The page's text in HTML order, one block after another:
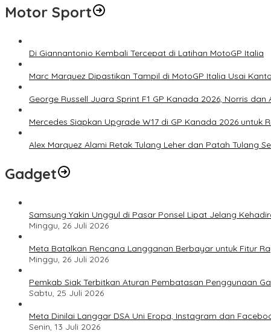
Motor Sport
Di Giannantonio Kembali Tercepat di Latihan MotoGP Italia
Marc Marquez Dipastikan Tampil di MotoGP Italia Usai
George Russell Juara Sprint F1 GP Kanada 2026, Norris
Mercedes Siapkan Upgrade W17 di GP Kanada 2026 untuk
Alex Marquez Alami Retak Tulang Leher dan Patah Tulang
Gadget
Samsung Yakin Unggul di Pasar Ponsel Lipat Jelang
Minggu, 26 Juli 2026
Meta Batalkan Rencana Langganan Berbayar untuk Fitur
Minggu, 26 Juli 2026
Pemkab Siak Terbitkan Aturan Pembatasan Penggunaan
Sabtu, 25 Juli 2026
Meta Dinilai Langgar DSA Uni Eropa, Instagram dan
Senin, 13 Juli 2026